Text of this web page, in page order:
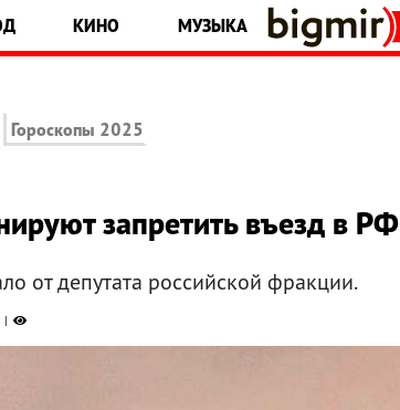
КИНО МУЗЫКА
Гороскопы 2025
запретить въезд в РФ
от депутата российской фракции.